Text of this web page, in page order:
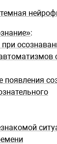
:
появления